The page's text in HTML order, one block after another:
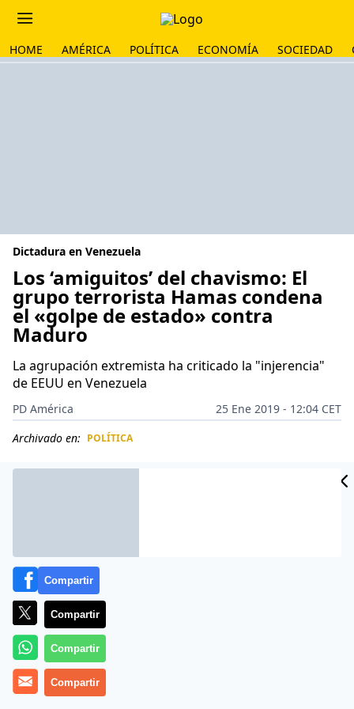
HOME AMÉRICA POLÍTICA ECONOMÍA SOCIEDAD
Dictadura en Venezuela
Los ‘amiguitos’ del chavismo: El
grupo terrorista Hamas condena
el «golpe de estado» contra
Maduro
La agrupación extremista ha criticado la "injerencia"
de EEUU en Venezuela
PD América
25 Ene 2019 - 12:04 CET
Archivado en: POLÍTICA
El movimiento islamista
Compartir
Compartir
Compartir
Compartir